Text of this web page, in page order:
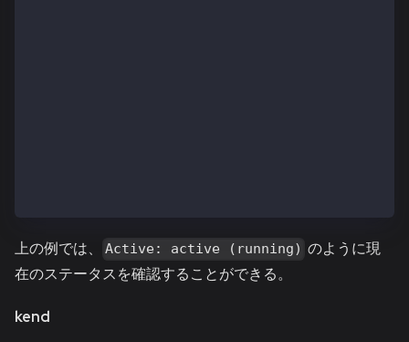
上の例では、 Active: active (running) のように現
在のステータスを確認することができる。
kend